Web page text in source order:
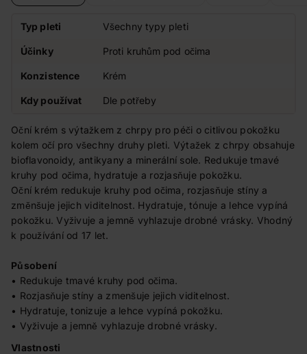
Typ pleti Všechny typy pleti
Účinky Proti kruhům pod očima
Konzistence Krém
Kdy používat Dle potřeby
Oční krém s výtažkem z chrpy pro péči o citlivou pokožku
kolem očí pro všechny druhy pleti. Výtažek z chrpy obsahuje
bioflavonoidy, antikyany a minerální sole. Redukuje tmavé
kruhy pod očima, hydratuje a rozjasňuje pokožku.
Oční krém redukuje kruhy pod očima, rozjasňuje stíny a
změnšuje jejich viditelnost. Hydratuje, tónuje a lehce vypíná
pokožku. Vyživuje a jemně vyhlazuje drobné vrásky. Vhodný
k používání od 17 let.
Působení
• Redukuje tmavé kruhy pod očima.
• Rozjasňuje stíny a zmenšuje jejich viditelnost.
• Hydratuje, tonizuje a lehce vypíná pokožku.
• Vyživuje a jemně vyhlazuje drobné vrásky.
Vlastnosti